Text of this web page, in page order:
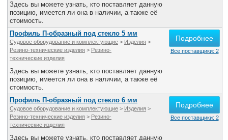
Здесь вы можете узнать, кто поставляет данную
позицию, имеется ли она в наличии, а также её
стоимость.
Профиль П-образный под стекло 5 мм
Судовое оборудование и комплектующие > Изделия >
Резино-технические изделия > Резино-
технические изделия
Здесь вы можете узнать, кто поставляет данную
позицию, имеется ли она в наличии, а также её
стоимость.
Подробнее
Все поставщики: 2
Профиль П-образный под стекло 6 мм
Судовое оборудование и комплектующие > Изделия >
Резино-технические изделия > Резино-
технические изделия
Здесь вы можете узнать, кто поставляет данную
Подробнее
Все поставщики: 2